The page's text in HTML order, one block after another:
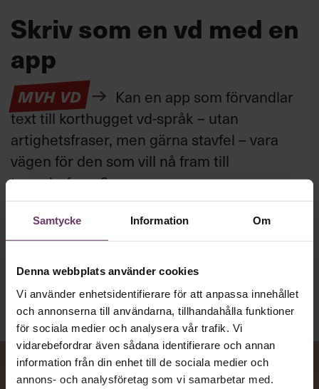
Samtycke Information Om
Denna webbplats använder cookies
Vi använder enhetsidentifierare för att anpassa innehållet
och annonserna till användarna, tillhandahålla funktioner
för sociala medier och analysera vår trafik. Vi
vidarebefordrar även sådana identifierare och annan
information från din enhet till de sociala medier och
annons- och analysföretag som vi samarbetar med.
Skriv som en vd med en
app
MVH VD
Kan en app som förvandlar
text till korthugget vd-språk – utan
artighetsfraser, men gärna stavfel – vara
vägen för den som vill nå fram till
toppcheferna?